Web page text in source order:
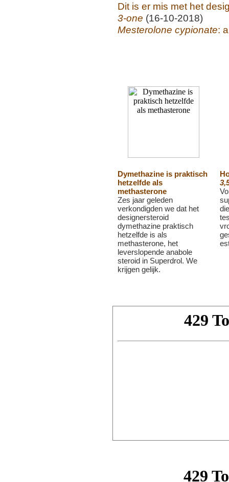
Dit is er mis met het
3-one (16-10-2018)
Mesterolone cypionate:
Dymethazine is praktisch
hetzelfde als
methasterone
Zes jaar geleden
verkondigden we dat het
designersteroid
dymethazine praktisch
hetzelfde is als
methasterone, het
leverslopende anabole
steroid in Superdrol. We
krijgen gelijk.